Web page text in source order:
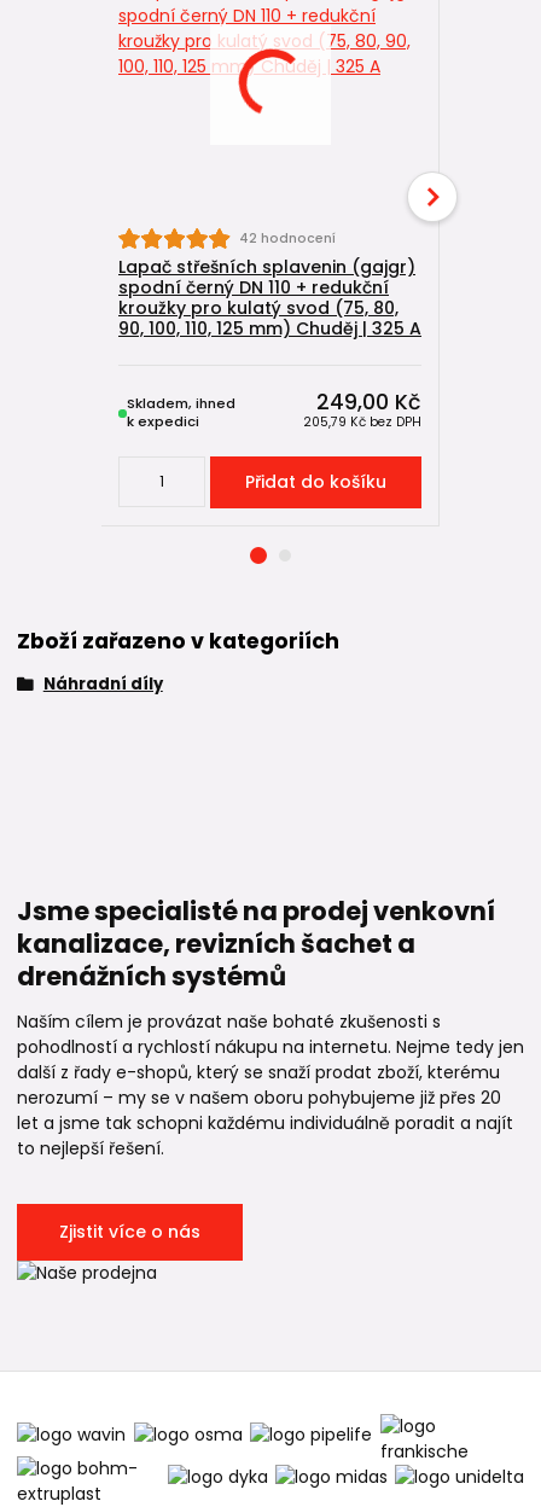
42 hodnocení
Lapač střešních splavenin (gajgr)
spodní černý DN 110 + redukční
kroužky pro kulatý svod (75, 80,
90, 100, 110, 125 mm) Chuděj | 325 A
249,00 Kč
205,79 Kč bez DPH
Skladem, ihned
k expedici
Přidat do košíku
Zboží zařazeno v kategoriích
Náhradní díly
Jsme specialisté na prodej venkovní
kanalizace, revizních šachet a
drenážních systémů
Naším cílem je provázat naše bohaté zkušenosti s
pohodlností a rychlostí nákupu na internetu. Nejme tedy jen
další z řady e-shopů, který se snaží prodat zboží, kterému
nerozumí – my se v našem oboru pohybujeme již přes 20
let a jsme tak schopni každému individuálně poradit a najít
to nejlepší řešení.
Zjistit více o nás